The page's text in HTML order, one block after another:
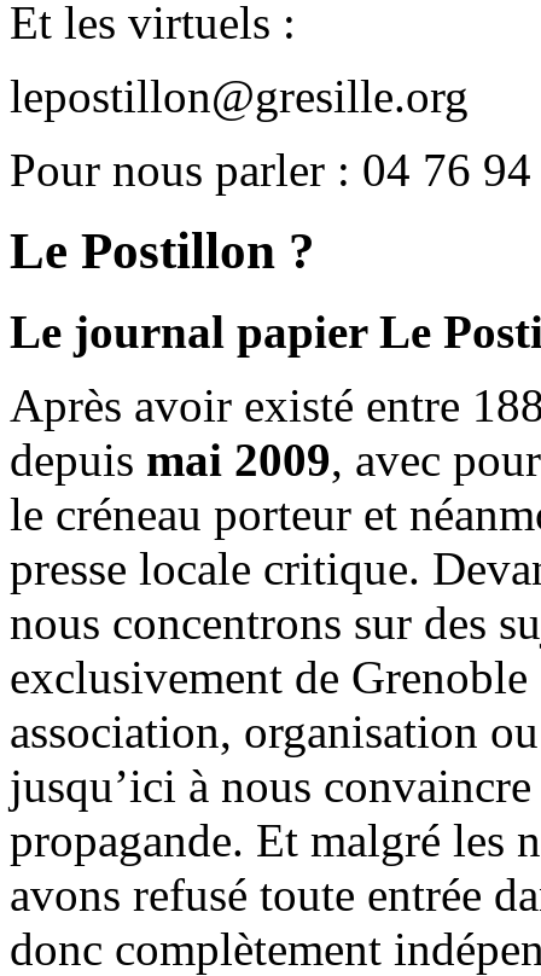
Et les virtuels :
lepostillon@gresille.org
Pour nous parler : 04 76
Le Postillon ?
Le journal papier Le
Après avoir existé entre
depuis mai 2009, avec
le créneau porteur et
presse locale critique.
nous concentrons sur des
exclusivement de
association, organisation
jusqu’ici à nous
propagande. Et malgré les
avons refusé toute entrée
donc complètement